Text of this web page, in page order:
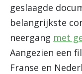
geslaagde
belangrijkste
neergang met
Aangezien een
Franse en